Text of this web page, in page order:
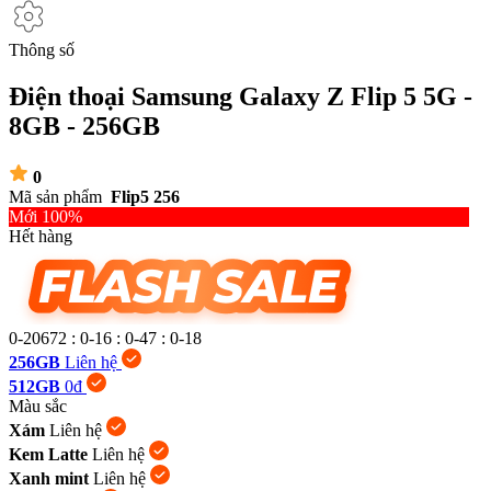
Thông số
Điện thoại Samsung Galaxy Z Flip 5 5G -
8GB - 256GB
0
Mã sản phẩm Flip5 256
Mới 100%
Hết hàng
0-20672 : 0-16 : 0-47 : 0-19
256GB Liên hệ
512GB 0đ
Màu sắc
Xám Liên hệ
Kem Latte Liên hệ
Xanh mint Liên hệ